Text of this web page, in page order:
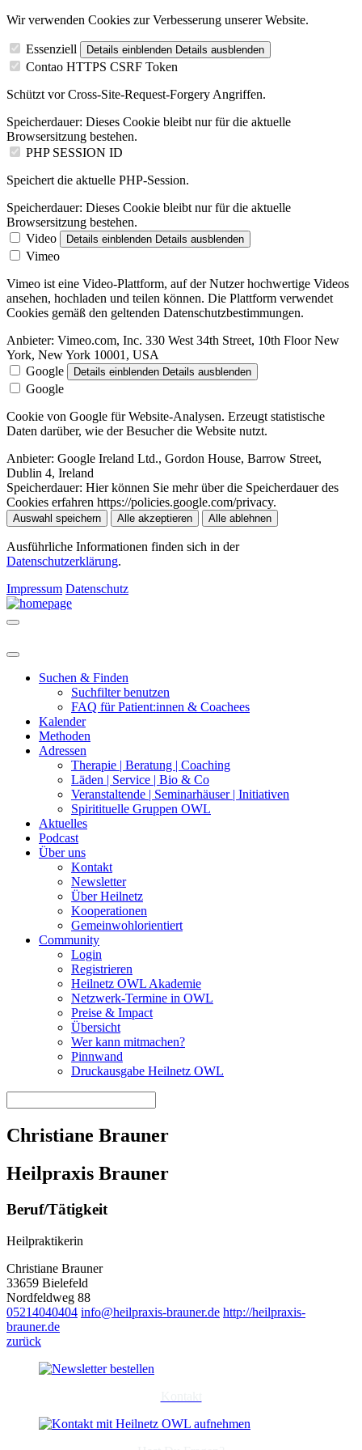
Wir verwenden Cookies zur Verbesserung unserer Website.
Essenziell Details einblenden Details ausblenden
Contao HTTPS CSRF Token
Schützt vor Cross-Site-Request-Forgery Angriffen.
Speicherdauer: Dieses Cookie bleibt nur für die aktuelle
Browsersitzung bestehen.
PHP SESSION ID
Speichert die aktuelle PHP-Session.
Speicherdauer: Dieses Cookie bleibt nur für die aktuelle
Browsersitzung bestehen.
Video
Details einblenden Details ausblenden
Vimeo
Vimeo ist eine Video-Plattform, auf der Nutzer hochwertige Videos
ansehen, hochladen und teilen können. Die Plattform verwendet
Cookies gemäß den geltenden Datenschutzbestimmungen.
Anbieter: Vimeo.com, Inc. 330 West 34th Street, 10th Floor New
York, New York 10001, USA
Google
Details einblenden Details ausblenden
Google
Cookie von Google für Website-Analysen. Erzeugt statistische
Daten darüber, wie der Besucher die Website nutzt.
Anbieter: Google Ireland Ltd., Gordon House, Barrow Street,
Dublin 4, Ireland
Speicherdauer: Hier können Sie mehr über die Speicherdauer des
Cookies erfahren https://policies.google.com/privacy.
Auswahl speichern Alle akzeptieren Alle ablehnen
Ausführliche Informationen finden sich in der
Datenschutzerklärung.
Impressum Datenschutz
Suchen & Finden
Suchfilter benutzen
FAQ für Patient:innen & Coachees
Kalender
Methoden
Adressen
Therapie | Beratung | Coaching
Läden | Service | Bio & Co
Veranstaltende | Seminarhäuser | Initiativen
Spiritituelle Gruppen OWL
Aktuelles
Podcast
Über uns
Kontakt
Newsletter
Über Heilnetz
Kooperationen
Gemeinwohlorientiert
Community
Login
Registrieren
Heilnetz OWL Akademie
Netzwerk-Termine in OWL
Preise & Impact
Übersicht
Wer kann mitmachen?
Pinnwand
Druckausgabe Heilnetz OWL
Christiane Brauner
Heilpraxis Brauner
Beruf/Tätigkeit
Heilpraktikerin
Christiane Brauner
33659 Bielefeld
Nordfeldweg 88
05214040404 info@heilpraxis-brauner.de http://heilpraxis-
brauner.de
zurück